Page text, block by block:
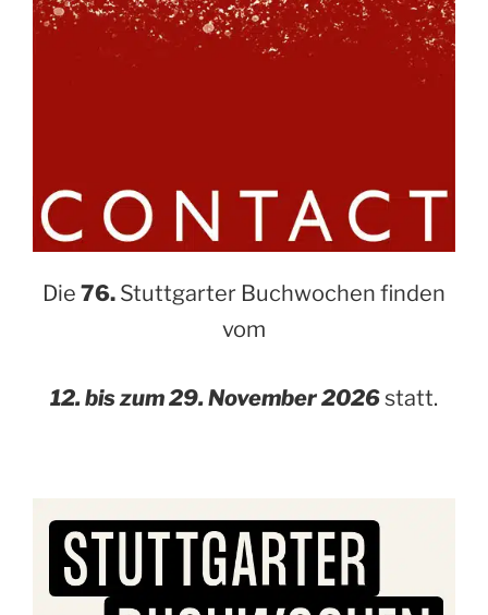
Die 76. Stuttgarter Buchwochen finden
vom
12. bis zum 29. November 2026statt.